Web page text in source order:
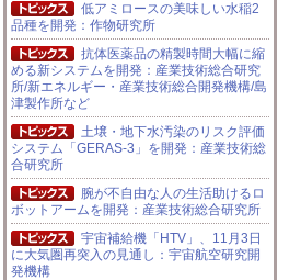
低アミロースの美味しい水稲2
品種を開発：作物研究所
抗体医薬品の精製時間大幅に縮
める新システムを開発：産業技術総合研究
所/新エネルギー・産業技術総合開発機構/島
津製作所など
土壌・地下水汚染のリスク評価
システム「GERAS-3」を開発：産業技術総
合研究所
腕が不自由な人の生活助けるロ
ボットアームを開発：産業技術総合研究所
宇宙補給機「HTV」、11月3日
に大気圏再突入の見通し：宇宙航空研究開
発機構